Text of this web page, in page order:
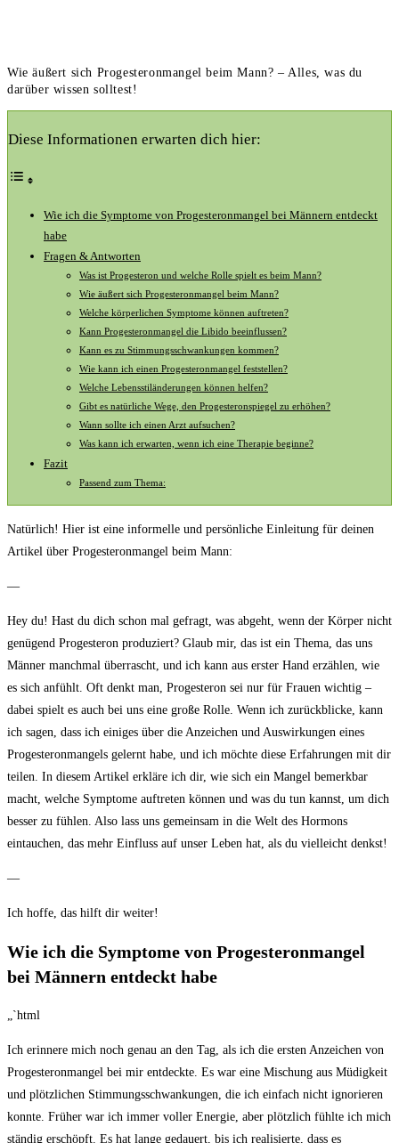
Wie äußert sich Progesteronmangel beim Mann? – Alles, was du
darüber wissen solltest!
Diese Informationen erwarten dich hier:
Wie ich die Symptome von Progesteronmangel bei‌ Männern entdeckt
habe
Fragen & Antworten
Was ist Progesteron ⁤und welche Rolle spielt es ⁣beim‌ Mann?
Wie ‍äußert sich⁤ Progesteronmangel beim ⁣Mann?
Welche körperlichen ⁤Symptome können auftreten?
Kann Progesteronmangel die Libido beeinflussen?
Kann ⁢es zu Stimmungsschwankungen kommen?
Wie kann ich einen ⁢Progesteronmangel‍ feststellen?
Welche Lebensstiländerungen können ​helfen?
Gibt es ‌natürliche Wege, den⁤ Progesteronspiegel zu erhöhen?
Wann sollte ich einen Arzt ‍aufsuchen?
Was kann ich erwarten, ⁤wenn ich eine ⁤Therapie beginne?
Fazit
Passend zum Thema:
Natürlich! Hier ist eine informelle und⁢ persönliche Einleitung für ⁣deinen
Artikel über Progesteronmangel beim Mann:
—
Hey du! Hast du dich schon mal gefragt,‌ was ​abgeht, wenn⁢ der Körper ⁣nicht
genügend Progesteron produziert? Glaub mir, das ist ein Thema, ‍das⁢ uns
Männer manchmal ⁣überrascht, und⁤ ich kann aus ‌erster Hand erzählen, wie
es‍ sich anfühlt. Oft denkt man, Progesteron⁤ sei nur‍ für⁤ Frauen ‌wichtig –
dabei spielt es auch bei ⁢uns eine große Rolle. Wenn ich zurückblicke, kann
ich sagen, dass​ ich einiges⁣ über die Anzeichen und Auswirkungen ⁤eines
Progesteronmangels gelernt habe, und ich möchte diese Erfahrungen mit ⁣dir
​teilen. In diesem Artikel erkläre ich‌ dir, wie sich ein Mangel bemerkbar​
macht, welche Symptome auftreten⁤ können und was du tun kannst, um dich
besser ⁢zu fühlen. ‍Also lass uns gemeinsam in die Welt des Hormons⁣
eintauchen, ⁢das ‌mehr Einfluss auf unser Leben hat, ​als du​ vielleicht denkst!
—​
Ich hoffe, das hilft dir weiter!
Wie ich die Symptome von Progesteronmangel
bei‌ Männern entdeckt habe
„`html
Ich erinnere mich noch⁤ genau an den‌ Tag, als ​ich die ersten Anzeichen von‍
Progesteronmangel bei mir entdeckte. Es war⁤ eine⁤ Mischung aus Müdigkeit
und plötzlichen⁢ Stimmungsschwankungen, die ich einfach nicht ignorieren
konnte. Früher war‍ ich immer voller‍ Energie, aber‌ plötzlich fühlte ich ​mich
ständig erschöpft. Es ​hat lange gedauert, bis ich realisierte,⁢ dass es